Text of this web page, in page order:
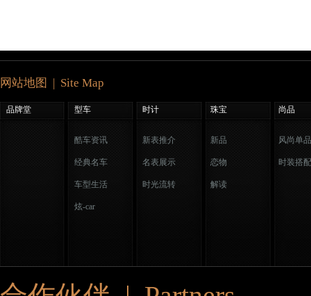
网站地图 | Site Map
品牌堂 型车 时计 珠宝 尚品
酷车资讯
经典名车
车型生活
炫-car
新表推介
名表展示
时光流转
新品
恋物
解读
风尚单品
时装搭配